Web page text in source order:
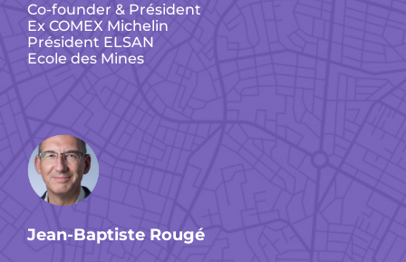
Co-founder & Président
Ex COMEX Michelin
Président ELSAN
Ecole des Mines
Jean-Baptiste Rougé